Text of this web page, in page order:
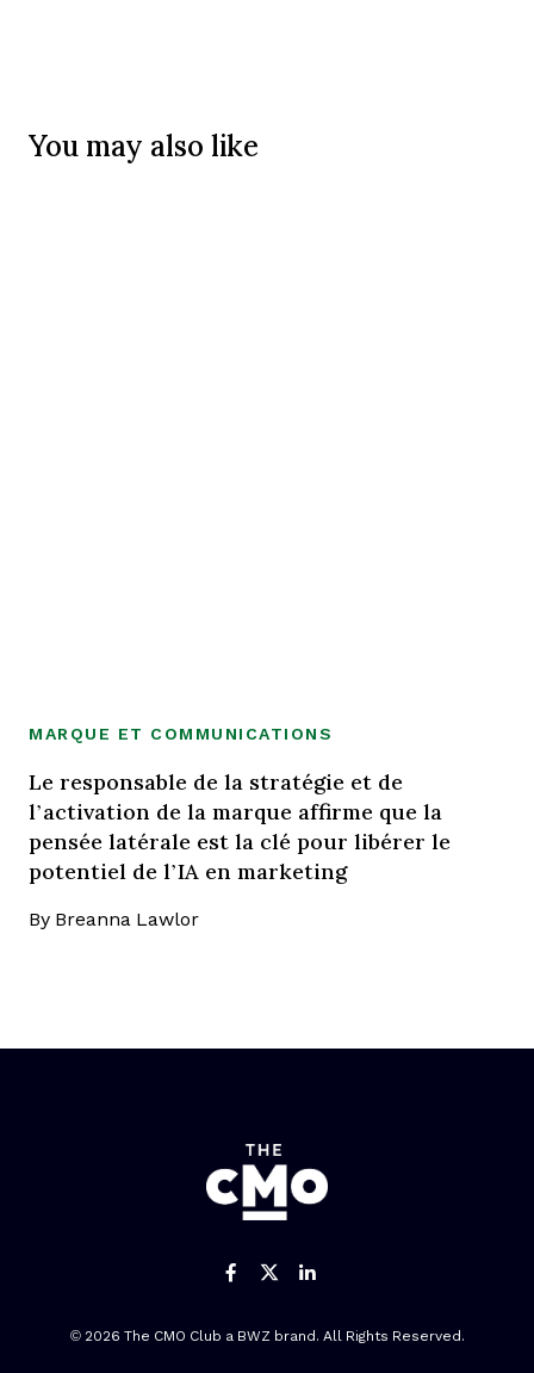
You may also like
MARQUE ET COMMUNICATIONS
Le responsable de la stratégie et de
l’activation de la marque affirme que la
pensée latérale est la clé pour libérer le
potentiel de l’IA en marketing
By Breanna Lawlor
Like us on Facebook
Follow us on Twitter
Add us on
© 2026 The CMO Club a BWZOpens new window
brand. All Rights Reserved.